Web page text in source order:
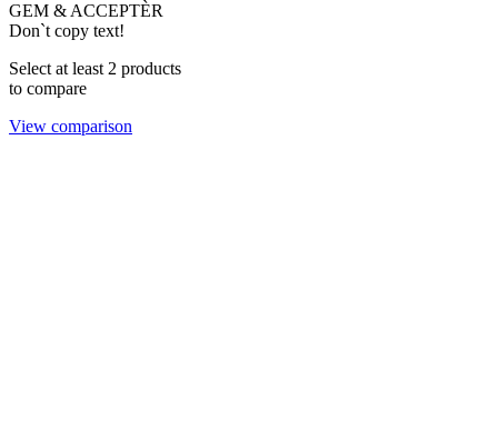
GEM & ACCEPTÈR
Don`t copy text!
Select at least 2 products
to compare
View comparison